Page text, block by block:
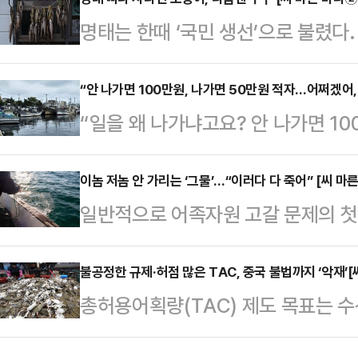
(70) 씨에게 자원의 보고였던 바다
년 먹고사는 게 해결됐다. 지금은
출항에도 적자를 면치 못했다.이
하며 잡은 오징어는 500마리 정도
명태는 한때 ‘국민 생선’으로 불렸
고 다녔다’고 할 정도로 흔했던 생
리는 이름만 수십 종이었던 명태는
취를 감췄다. 한국 바다에서 명태
자원 변화의 단면을 보여준다.
성 지역에서 잡은 명태만 해도 10
이 넘는 규모다.명태는 1990년대
…
“안 나가면 100만원, 나가면 50만원 적자…어쩌겠
“일을 왜 나가냐고요? 안 나가면
밖에 손해를 안 보니까 어쩔 수 없
린 잘 알죠. 진짜 지금 바다는 적자
수협 경제상무는 어민들이 적자를
다. 바다 위에서 2박3일을 잠자며
는 경우도 있다고 했다. 과장된 이
만난 어민들은 이구동성 같은 말을
다. 가장 단…
이놈 저놈 안 가리는 ‘그물’…“이러다 다 죽어” [씨
일반적으로 어족자원 고갈 문제의
온 상승이 고유 어종들을 바다에서
다. 그렇다고 기후 변화가 자원 고
기후 변화는 바닷속 자원의 종류를
원 고갈의 가장 큰 원인은 ‘인간’이
불공정한 규제·허점 많은 TAC, 중국 불법까지 ‘악재
총허용어획량(TAC) 제도 목표는
바닷속 자원이 무한하지 않다는 점